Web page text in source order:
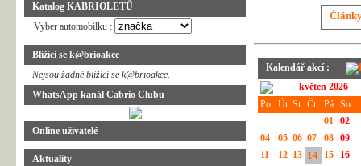
Katalog KABRIOLETŮ
Vyber automobilku :
Blížící se k@brioakce
Nejsou žádné blížící se k@brioakce.
WhatsApp kanál Cabrio Clubu
Online uživatelé
Aktuality
Kalendář akcí :
květen 2026
Po
Út St Čt Pá So
01 02
04
05 06 07 08 09
11
12 13 14 15
16